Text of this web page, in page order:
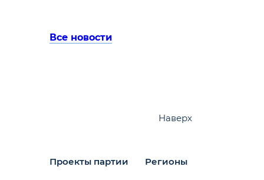
Все новости
Проекты партии Регионы
Наверх